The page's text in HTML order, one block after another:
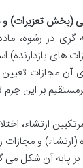
های
آن مجازات
بر این جرم
مرتکبین ارتشاء،
(ارتشاء) و
پایه آن شکل می